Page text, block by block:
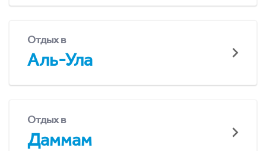
Отдых в
Аль-Ула
Отдых в
Даммам